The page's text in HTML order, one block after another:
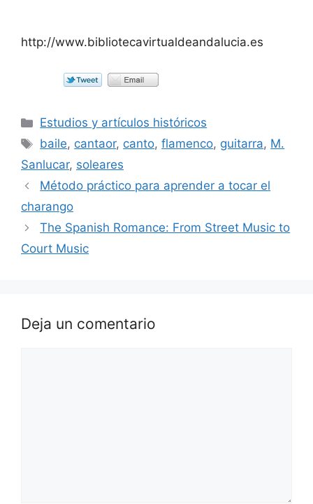
http://www.bibliotecavirtualdeandalucia.es
Categorías
Estudios y artículos históricos
Etiquetas
baile, cantaor, canto,flamenco, guitarra, M.
Sanlucar, soleares
Método práctico para aprender a tocar el
charango
The Spanish Romance: From Street Music to
Court Music
Deja un comentario